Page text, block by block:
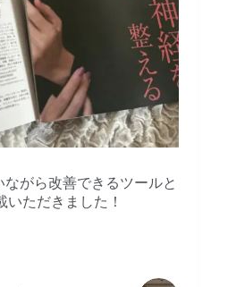
がら改善できるツールと
いただきました！